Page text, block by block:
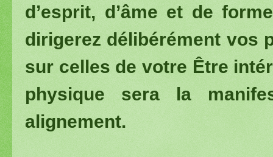
d’esprit, d’âme et de
dirigerez délibérément vos
sur celles de votre Être
physique sera la
alignement.